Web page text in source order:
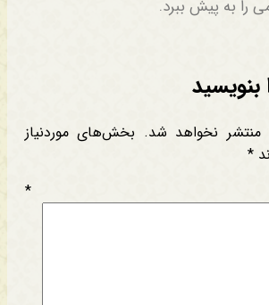
را به پیش ببرد.
بنویسید
منتشر نخواهد شد. بخش‌های موردنیاز
*
*